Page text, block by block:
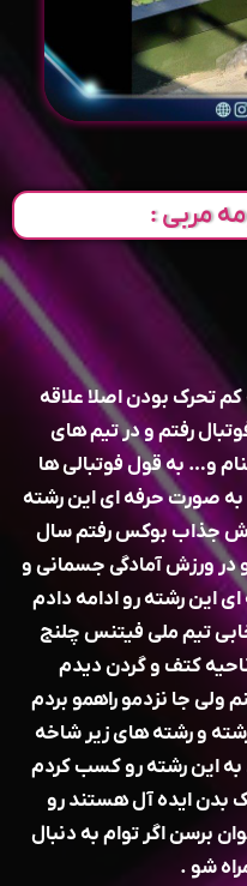
مربی :
کم تحرک بودن اصلا علاقه
رفتم و در تیم های
و… به قول فوتبالی ها
به صورت حرفه ای این رشته
جذاب بوکس رفتم سال
ورزش آمادگی جسمانی و
این رشته رو ادامه دادم
انتخابی تیم ملی فیتنس چلنج
ناحیه کتف و گردن دیدم
جا نزدمو راهمو بردم
و رشته های زیر شاخه
به این رشته رو کسب کردم
بدن ایده آل هستند رو
برسن اگر توام به دنبال
شو .